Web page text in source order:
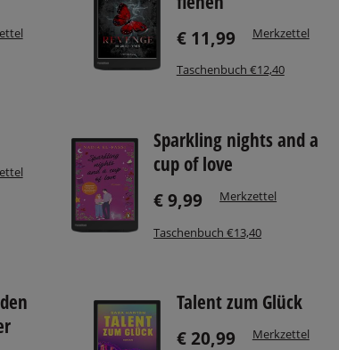
€ 11,99 Merkzettel
Taschenbuch €12,40
Sparkling nights and a
cup of love
€ 9,99 Merkzettel
Taschenbuch €13,40
Talent zum Glück
€ 20,99
Merkzettel